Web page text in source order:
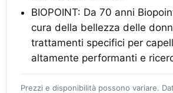
BIOPOINT: Da 70 anni
cura della bellezza delle
trattamenti specifici per
altamente performanti e
Prezzi e disponibilità possono variare.